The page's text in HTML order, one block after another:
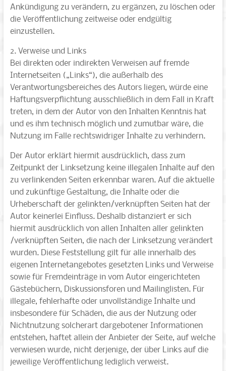
Ankündigung zu verändern, zu ergänzen, zu löschen oder
die Veröffentlichung zeitweise oder endgültig
einzustellen.
2. Verweise und Links
Bei direkten oder indirekten Verweisen auf fremde
Internetseiten („Links“), die außerhalb des
Verantwortungsbereiches des Autors liegen, würde eine
Haftungsverpflichtung ausschließlich in dem Fall in Kraft
treten, in dem der Autor von den Inhalten Kenntnis hat
und es ihm technisch möglich und zumutbar wäre, die
Nutzung im Falle rechtswidriger Inhalte zu verhindern.
Der Autor erklärt hiermit ausdrücklich, dass zum
Zeitpunkt der Linksetzung keine illegalen Inhalte auf den
zu verlinkenden Seiten erkennbar waren. Auf die aktuelle
und zukünftige Gestaltung, die Inhalte oder die
Urheberschaft der gelinkten/verknüpften Seiten hat der
Autor keinerlei Einfluss. Deshalb distanziert er sich
hiermit ausdrücklich von allen Inhalten aller gelinkten
/verknüpften Seiten, die nach der Linksetzung verändert
wurden. Diese Feststellung gilt für alle innerhalb des
eigenen Internetangebotes gesetzten Links und Verweise
sowie für Fremdeinträge in vom Autor eingerichteten
Gästebüchern, Diskussionsforen und Mailinglisten. Für
illegale, fehlerhafte oder unvollständige Inhalte und
insbesondere für Schäden, die aus der Nutzung oder
Nichtnutzung solcherart dargebotener Informationen
entstehen, haftet allein der Anbieter der Seite, auf welche
verwiesen wurde, nicht derjenige, der über Links auf die
jeweilige Veröffentlichung lediglich verweist.